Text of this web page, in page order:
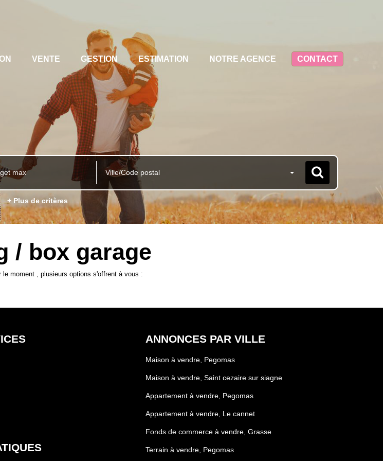
VENTE GESTION ESTIMATION NOTRE AGENCE CONTACT
Ville/Code postal
+ Plus de critères
/ box garage
moment , plusieurs options s'offrent à vous :
ANNONCES PAR VILLE
Maison à vendre, Pegomas
Maison à vendre, Saint cezaire sur siagne
Appartement à vendre, Pegomas
Appartement à vendre, Le cannet
Fonds de commerce à vendre, Grasse
Terrain à vendre, Pegomas